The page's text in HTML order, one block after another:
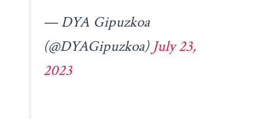
— DYA Gipuzkoa
(@DYAGipuzkoa) July 23,
2023